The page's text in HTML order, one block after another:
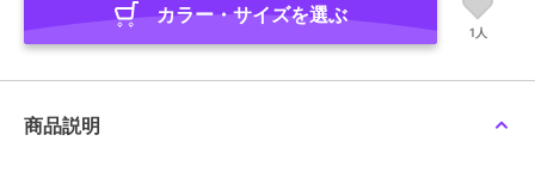
カラー・サイズを選ぶ
1人
商品説明